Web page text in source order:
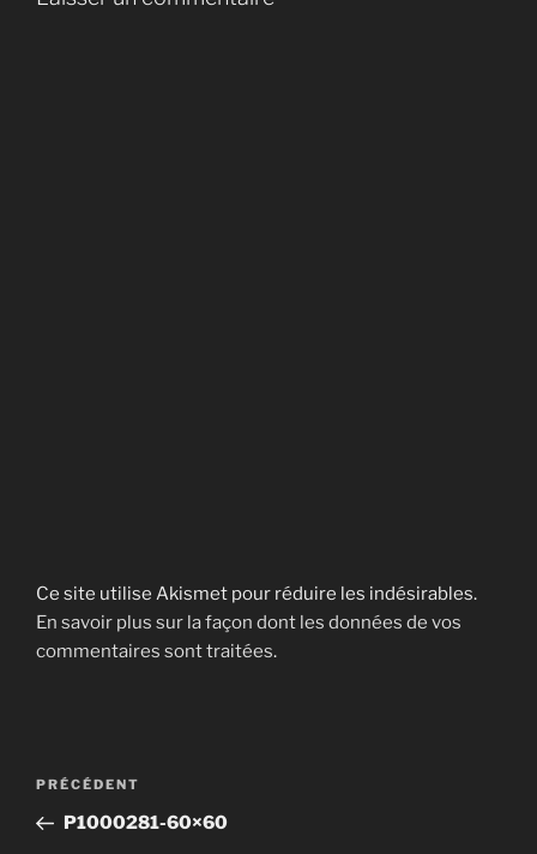
Ce site utilise Akismet pour réduire les indésirables.
En savoir plus sur la façon dont les données de vos
commentaires sont traitées.
Navigation
l’article
Article
précédent
PRÉCÉDENT
P1000281-60×60